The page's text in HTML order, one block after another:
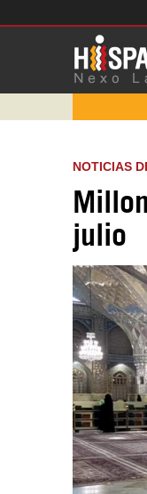
NOTICIAS
julio